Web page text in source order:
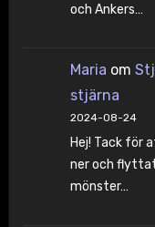
och Ankers…
Maria om
stjärna
2024-08-24
Hej! Tack för
ner och
mönster…